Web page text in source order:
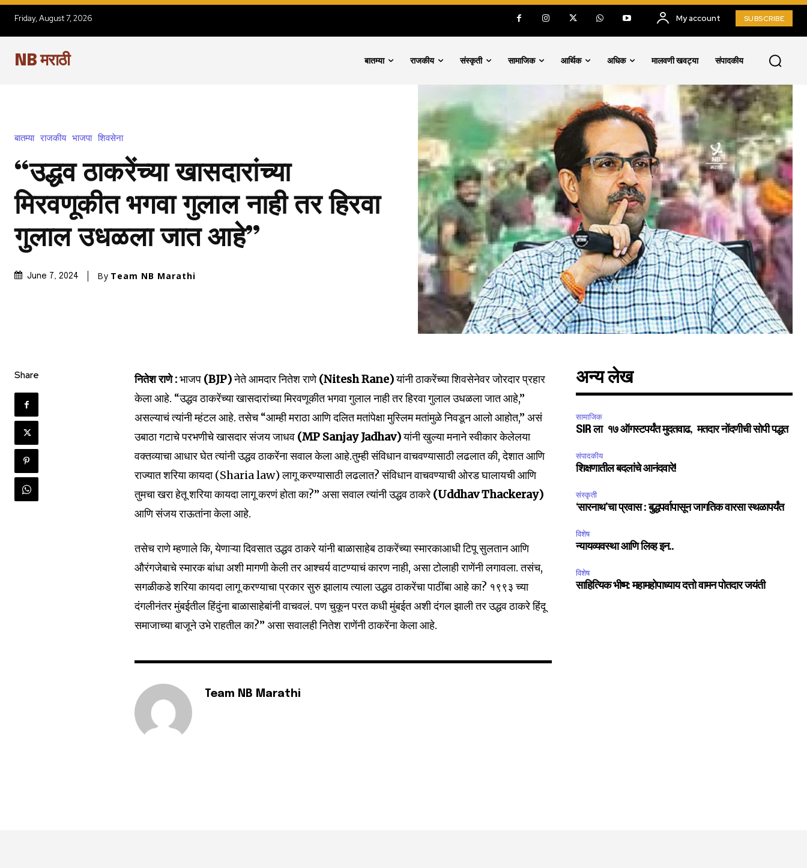
Join our community of
SUBSCRIBERS and be part
of the conversation.
To subscribe, simply enter your email address on our website or click
the subscribe button below. Don't worry, we respect your privacy and
won't spam your inbox. Your information is safe with us.
SUBSCRIBE
I've read and accept the Privacy Policy
6,300 32,111
Followers
75
Friday, August 7, 2026 My account SUBSCRIBE
NB मराठी बातम्या राजकीय संस्कृती सामाजिक आर्थिक अधिक मालवणी खवट्या संपादकीय
बातम्या राजकीय भाजपा शिवसेना
“उद्धव ठाकरेंच्या खासदारांच्या
मिरवणूकीत भगवा गुलाल नाही तर हिरवा
गुलाल उधळला जात आहे”
June 7, 2024 By Team NB Marathi
Share नितेश राणे :भाजप (BJP)नेते आमदार नितेश राणे(Nitesh Rane)यांनी ठाकरेंच्या शिवसेनेवर जोरदार प्रहार
केला आहे. “उद्धव ठाकरेंच्या खासदारांच्या मिरवणूकीत भगवा गुलाल नाही तर हिरवा गुलाल उधळला जात आहे,”
असल्याचं त्यांनी म्हंटल आहे. तसेच “आम्ही मराठा आणि दलित मतांपेक्षा मुस्लिम मतांमुळे निवडून आलो आहोत,” असं
उबाठा गटाचे परभणीचे खासदार संजय जाधव (MP Sanjay Jadhav)यांनी खुल्या मनाने स्वीकार केलेलया
वक्तव्याचा आधार घेत त्यांनी उद्धव ठाकरेंना सवाल केला आहे.तुम्ही संविधान वाचवण्यासाठी लढलात की, देशात आणि
राज्यात शरिया कायदा (Sharia law) लागू करण्यासाठी लढलात? संविधान वाचवण्याची ओरड घालायची आणि
तुमचा खरा हेतू शरिया कायदा लागू करणं होता का?” असा सवाल त्यांनी उद्धव ठाकरे (Uddhav Thackeray)
आणि संजय राऊतांना केला आहे.
तसेच राणे म्हणाले कि, येणाऱ्या दिवसात उद्धव ठाकरे यांनी बाळासाहेब ठाकरेंच्या स्मारकाआधी टिपू सुलतान आणि
औरंगजेबाचे स्मारक बांधा अशी मागणी केली तर आश्चर्य वाटण्याचं कारण नाही, असा टोलाही राणेंनी लगावला. तसंच,
सगळीकडे शरिया कायदा लागू करण्याचा प्रकार सुरु झालाय त्याला उद्धव ठाकरेंचा पाठींबा आहे का? १९९३ च्या
दंगलीनंतर मुंबईतील हिंदुंना बाळासाहेबांनी वाचवलं. पण चुकून परत कधी मुंबईत अशी दंगल झाली तर उद्धव ठाकरे हिंदू
समाजाच्या बाजूने उभे राहतील का?” असा सवालही नितेश राणेंनी ठाकरेंना केला आहे.
Team NB Marathi
अन्य लेख
सामाजिक
SIR ला १७ ऑगस्टपर्यंत मुदतवाढ, मतदार नोंदणीची सोपी पद्धत
संपादकीय
शिक्षणातील बदलांचे आनंदवारे!
संस्कृती
‘सारनाथ’चा प्रवास : बुद्धपर्वापासून जागतिक वारसा स्थळापर्यंत
विशेष
न्यायव्यवस्था आणि लिव्ह इन..
विशेष
साहित्यिक भीष्म: महामहोपाध्याय दत्तो वामन पोतदार जयंती